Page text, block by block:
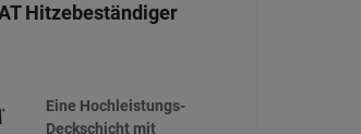
Hitzebeständiger
Eine Hochleistungs-
Deckschicht mit